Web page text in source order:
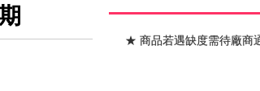
★ 商品若遇缺度需待廠商